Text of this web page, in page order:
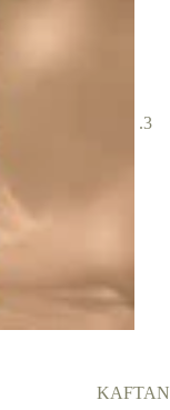
KAFTAN